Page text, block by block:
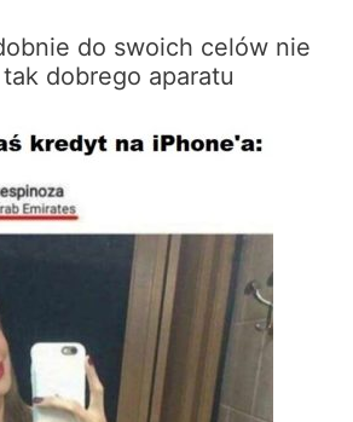
do swoich celów nie
dobrego aparatu